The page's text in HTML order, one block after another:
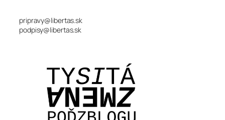
pripravy@libertas.sk
podpisy@libertas.sk